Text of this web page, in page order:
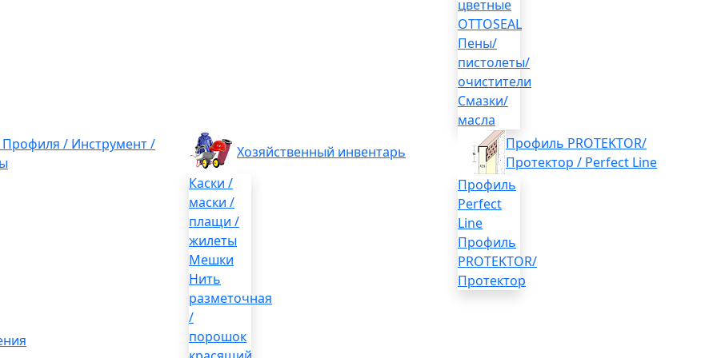
цветные
OTTOSEAL
Пены/
пистолеты/
очистители
Смазки/
масла
Профиля / Инструмент /
Хозяйственный инвентарь
Каски /
маски /
плащи /
жилеты
Мешки
Нить
разметочная
/
порошок
Профиль PROTEKTOR/
Протектор / Perfect Line
Профиль
Perfect
Line
Профиль
PROTEKTOR/
Протектор